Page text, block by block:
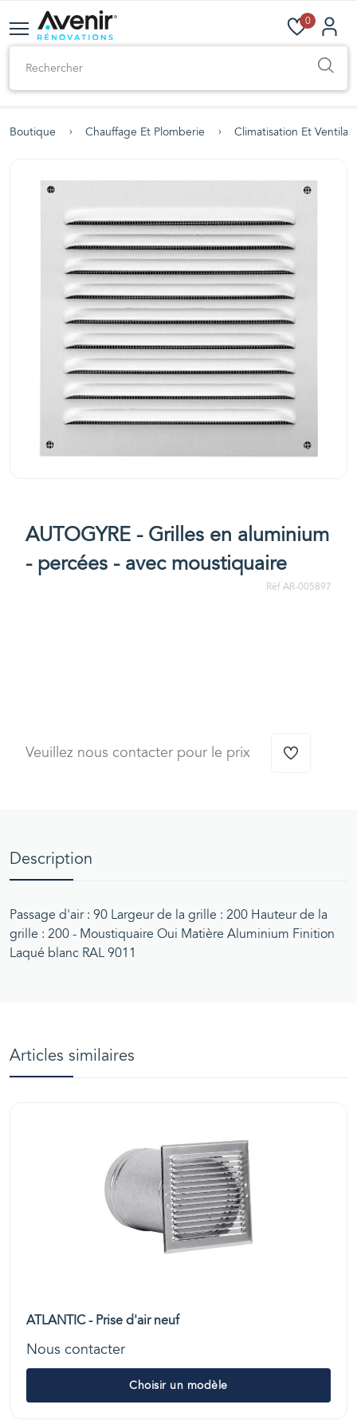
0
Boutique Chauffage Et Plomberie Climatisation Et
AUTOGYRE - Grilles en aluminium
- percées - avec moustiquaire
Réf AR-005897
Veuillez nous contacter pour le prix
Description
Passage d'air : 90 Largeur de la grille : 200 Hauteur de la
grille : 200 - Moustiquaire Oui Matière Aluminium Finition
Laqué blanc RAL 9011
Articles similaires
ATLANTIC - Prise d'air neuf
Nous contacter
Choisir un modèle